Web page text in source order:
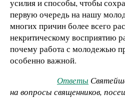
усилия и способы, чтобы
первую очередь на нашу
многих причин более всего
некритическому восприятию
почему работа с молодежью
особенно важной.
Ответы
на вопросы священников,